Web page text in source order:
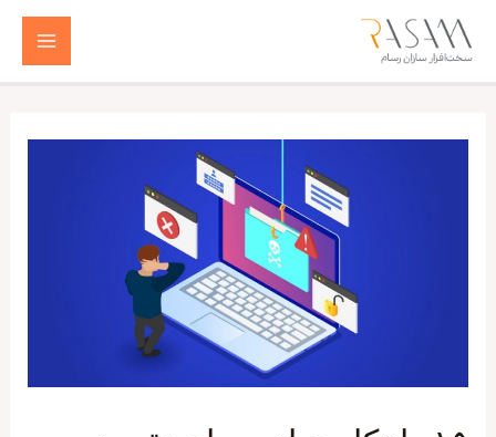
Main